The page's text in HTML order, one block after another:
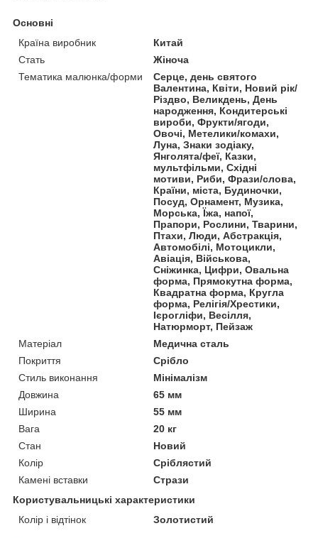
Основні
Країна виробник
Китай
Стать
Жіноча
Тематика малюнка/форми
Серце, день святого
Валентина, Квіти, Новий рік/
Різдво, Великдень, День
народження, Кондитерські
вироби, Фрукти/ягоди,
Овочі, Метелики/комахи,
Луна, Знаки зодіаку,
Янголята/феї, Казки,
мультфільми, Східні
мотиви, Риби, Фрази/слова,
Країни, міста, Будиночки,
Посуд, Орнамент, Музика,
Морська, Їжа, напої,
Прапори, Рослини, Тварини,
Птахи, Люди, Абстракція,
Автомобілі, Мотоцикли,
Авіація, Військова,
Сніжинка, Цифри, Овальна
форма, Прямокутна форма,
Квадратна форма, Кругла
форма, Релігія/Хрестики,
Ієрогліфи, Весілля,
Натюрморт, Пейзаж
Матеріал
Медична сталь
Покриття
Срібло
Стиль виконання
Мінімалізм
Довжина
65 мм
Ширина
55 мм
Вага
20 кг
Стан
Новий
Колір
Сріблястий
Камені вставки
Стрази
Користувальницькі характеристики
Колір і відтінок
Золотистий